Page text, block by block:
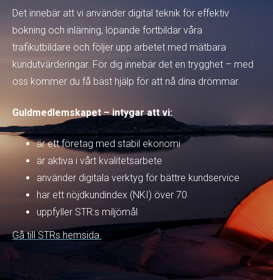
Det innebär att vi använder digital teknik för effektiv
bokning och inlärning, löpande fortbildar våra
trafikutbildare och följer upp arbetet med mätbara
kundutvärderingar. För dig innebär det en trygghet – med
oss kommer du få bäst hjälp för att nå dina drömmar.
Guldmedlemskapet – intygar att vi:
är ett företag med stabil ekonomi
är aktiva i vårt kvalitetsarbete
använder digitala verktyg för bättre kundservice
har ett nöjdkundindex (NKI) över 70
uppfyller STR:s miljömål
Gå till STRs hemsida.